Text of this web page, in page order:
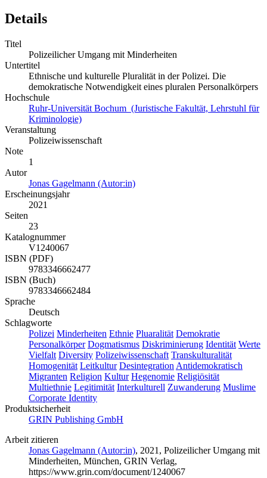
Details
Titel
Polizeilicher Umgang mit Minderheiten
Untertitel
Ethnische und kulturelle Pluralität in der Polizei. Die
demokratische Notwendigkeit eines pluralen Personalkörpers
Hochschule
Ruhr-Universität Bochum (Juristische Fakultät, Lehrstuhl für
Kriminologie)
Veranstaltung
Polizeiwissenschaft
Note
1
Autor
Jonas Gagelmann (Autor:in)
Erscheinungsjahr
2021
Seiten
23
Katalognummer
V1240067
ISBN (PDF)
9783346662477
ISBN (Buch)
9783346662484
Sprache
Deutsch
Schlagworte
Polizei Minderheiten Ethnie Pluaralität Demokratie
Personalkörper Dogmatismus Diskriminierung Identität Werte
Vielfalt Diversity Polizeiwissenschaft Transkulturalität
Homogenität Leitkultur Desintegration Antidemokratisch
Migranten Religion Kultur Hegenomie Religiösität
Multiethnie Legitimität Interkulturell Zuwanderung Muslime
Corporate Identity
Produktsicherheit
GRIN Publishing GmbH
Arbeit zitieren
Jonas Gagelmann (Autor:in), 2021, Polizeilicher Umgang mit
Minderheiten, München, GRIN Verlag,
https://www.grin.com/document/1240067